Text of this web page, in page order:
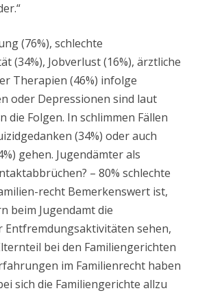
(76%), schlechte
(34%), Jobverlust (16%), ärztliche
Therapien (46%) infolge
oder Depressionen sind laut
die Folgen. In schlimmen Fällen
(34%) oder auch
gehen. Jugendämter als
– 80% schlechte
recht Bemerkenswert ist,
beim Jugendamt die
Entfremdungsaktivitäten sehen,
bei den Familiengerichten
im Familienrecht haben
sich die Familiengerichte allzu